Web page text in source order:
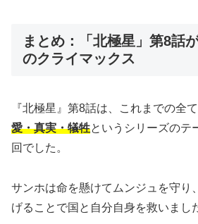
まとめ：「北極星」第8話
のクライマックス
『北極星』第8話は、これまでの全
愛・真実・犠牲というシリーズのテ
回でした。
サンホは命を懸けてムンジュを守り
げることで国と自分自身を救いまし